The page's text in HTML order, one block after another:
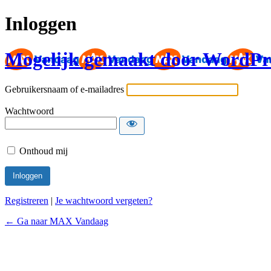
Inloggen
Mogelijk gemaakt door
Gebruikersnaam of e-mailadres
Wachtwoord
Onthoud mij
Registreren | Je wachtwoord vergeten?
← Ga naar MAX Vandaag